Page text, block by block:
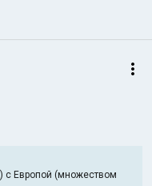
с Европой (множеством